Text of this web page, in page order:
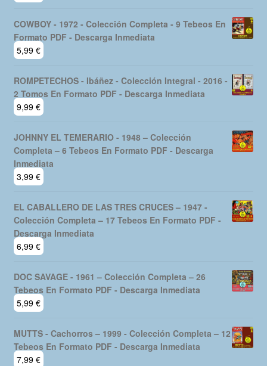
COWBOY - 1972 - Colección Completa - 9 Tebeos En
Formato PDF - Descarga Inmediata
5,99 €
ROMPETECHOS - Ibáñez - Colección Integral - 2016 -
2 Tomos En Formato PDF - Descarga Inmediata
9,99 €
JOHNNY EL TEMERARIO - 1948 – Colección
Completa – 6 Tebeos En Formato PDF - Descarga
Inmediata
3,99 €
EL CABALLERO DE LAS TRES CRUCES – 1947 -
Colección Completa – 17 Tebeos En Formato PDF -
Descarga Inmediata
6,99 €
DOC SAVAGE - 1961 – Colección Completa – 26
Tebeos En Formato PDF - Descarga Inmediata
5,99 €
MUTTS - Cachorros – 1999 - Colección Completa – 12
Tebeos En Formato PDF - Descarga Inmediata
7,99 €